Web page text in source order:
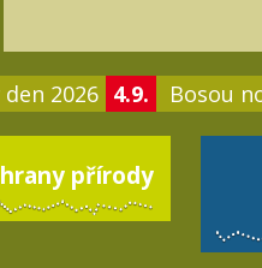
2026 4.9. Bosou
přírody